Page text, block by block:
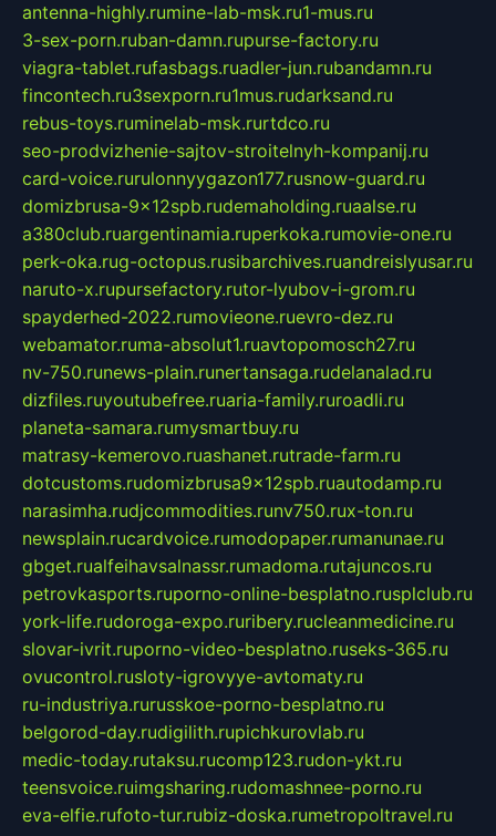
antenna-highly.rumine-lab-msk.ru1-mus.ru
3-sex-porn.ruban-damn.rupurse-factory.ru
viagra-tablet.rufasbags.ruadler-jun.rubandamn.ru
fincontech.ru3sexporn.ru1mus.rudarksand.ru
rebus-toys.ruminelab-msk.rurtdco.ru
seo-prodvizhenie-sajtov-stroitelnyh-kompanij.ru
card-voice.rurulonnyygazon177.rusnow-guard.ru
domizbrusa-9x12spb.rudemaholding.ruaalse.ru
a380club.ruargentinamia.ruperkoka.rumovie-one.ru
perk-oka.rug-octopus.rusibarchives.ruandreislyusar.ru
naruto-x.rupursefactory.rutor-lyubov-i-grom.ru
spayderhed-2022.rumovieone.ruevro-dez.ru
webamator.ruma-absolut1.ruavtopomosch27.ru
nv-750.runews-plain.runertansaga.rudelanalad.ru
dizfiles.ruyoutubefree.ruaria-family.ruroadli.ru
planeta-samara.rumysmartbuy.ru
matrasy-kemerovo.ruashanet.rutrade-farm.ru
dotcustoms.rudomizbrusa9x12spb.ruautodamp.ru
narasimha.rudjcommodities.runv750.rux-ton.ru
newsplain.rucardvoice.rumodopaper.rumanunae.ru
gbget.rualfeihavsalnassr.rumadoma.rutajuncos.ru
petrovkasports.ruporno-online-besplatno.rusplclub.ru
york-life.rudoroga-expo.ruribery.rucleanmedicine.ru
slovar-ivrit.ruporno-video-besplatno.ruseks-365.ru
ovucontrol.rusloty-igrovyye-avtomaty.ru
ru-industriya.rurusskoe-porno-besplatno.ru
belgorod-day.rudigilith.rupichkurovlab.ru
medic-today.rutaksu.rucomp123.rudon-ykt.ru
teensvoice.ruimgsharing.rudomashnee-porno.ru
eva-elfie.rufoto-tur.rubiz-doska.rumetropoltravel.ru